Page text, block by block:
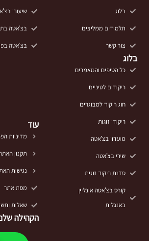
בלוג
תלמידים ממליצים
צור קשר
שיעורי
בצ'אטה
בצ'אטה
בלוג
כל הטיפים והמאמרים
ריקודים לטיניים
חוג ריקוד למבוגרים
ריקודי זוגות
מועדון בצ'אטה
שירי בצ'אטה
סדנת ריקוד זוגית
קורס בצ'אטה אונליין
באנגלית
עוד
מדיניות
תקנון
נגישות
מפת אתר
שאלות
הקהילה